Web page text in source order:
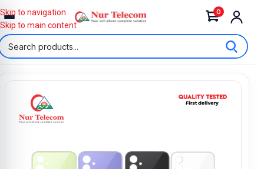
0
Skip to navigation
Skip to main content